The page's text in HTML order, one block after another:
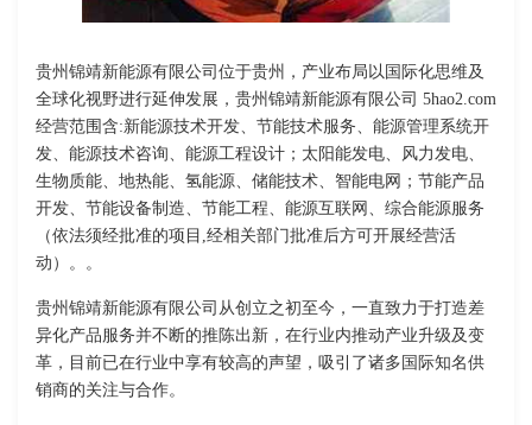
贵州锦靖新能源有限公司位于贵州，产业布局以国际化思维及
全球化视野进行延伸发展，贵州锦靖新能源有限公司 5hao2.com
经营范围含:新能源技术开发、节能技术服务、能源管理系统开
发、能源技术咨询、能源工程设计；太阳能发电、风力发电、
生物质能、地热能、氢能源、储能技术、智能电网；节能产品
开发、节能设备制造、节能工程、能源互联网、综合能源服务
（依法须经批准的项目,经相关部门批准后方可开展经营活
动）。。
贵州锦靖新能源有限公司从创立之初至今，一直致力于打造差
异化产品服务并不断的推陈出新，在行业内推动产业升级及变
革，目前已在行业中享有较高的声望，吸引了诸多国际知名供
销商的关注与合作。